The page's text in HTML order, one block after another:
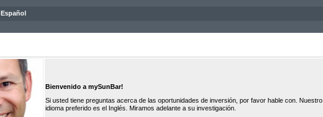
Español
Bienvenido a mySunBar!
Si usted tiene preguntas acerca de las oportunidades de inversión, por favor hable con. Nuestro
idioma preferido es el Inglés. Miramos adelante a su investigación.